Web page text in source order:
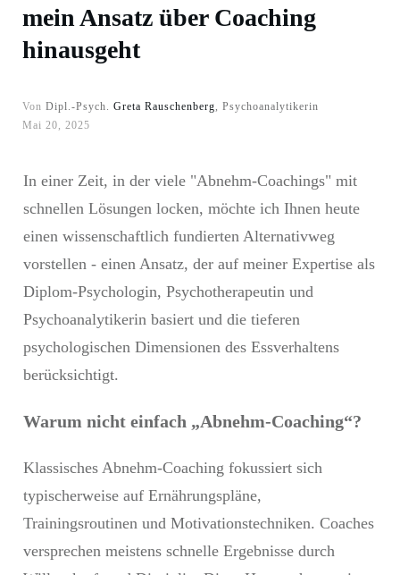
mein Ansatz über Coaching
hinausgeht
Von Dipl.-Psych. Greta Rauschenberg , Psychoanalytikerin
Mai 20, 2025
In einer Zeit, in der viele "Abnehm-Coachings" mit
schnellen Lösungen locken, möchte ich Ihnen heute
einen wissenschaftlich fundierten Alternativweg
vorstellen - einen Ansatz, der auf meiner Expertise als
Diplom-Psychologin, Psychotherapeutin und
Psychoanalytikerin basiert und die tieferen
psychologischen Dimensionen des Essverhaltens
berücksichtigt.
Warum nicht einfach „Abnehm-Coaching“?
Klassisches Abnehm-Coaching fokussiert sich
typischerweise auf Ernährungspläne,
Trainingsroutinen und Motivationstechniken. Coaches
versprechen meistens schnelle Ergebnisse durch